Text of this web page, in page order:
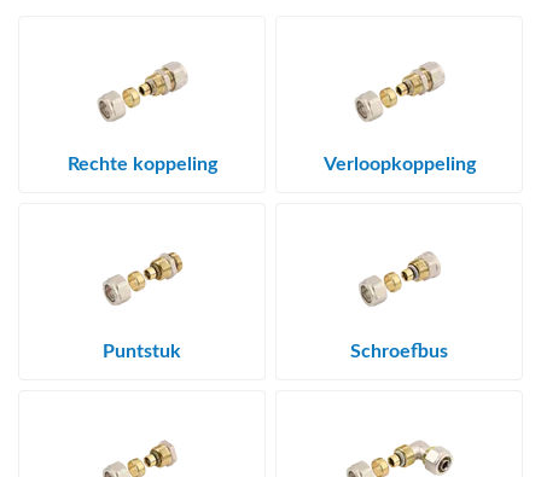
(Verwarming, kachels & ketels)
(Zonneboilersets & onderdelen)
Rechte koppeling Verloopkoppeling
Puntstuk Schroefbus